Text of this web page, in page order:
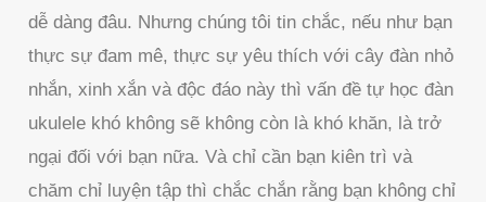
dễ dàng đâu. Nhưng chúng tôi tin chắc, nếu như bạn
thực sự đam mê, thực sự yêu thích với cây đàn nhỏ
nhắn, xinh xắn và độc đáo này thì vấn đề tự học đàn
ukulele khó không sẽ không còn là khó khăn, là trở
ngại đối với bạn nữa. Và chỉ cần bạn kiên trì và
chăm chỉ luyện tập thì chắc chắn rằng bạn không chỉ